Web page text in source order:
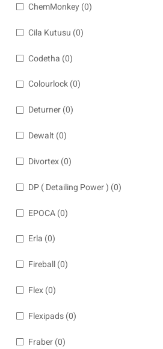
ChemMonkey (0)
Cila Kutusu (0)
Codetha (0)
Colourlock(0)
Deturner(0)
Dewalt (0)
Divortex(0)
DP ( Detailing Power ) (0)
EPOCA(0)
Erla (0)
Fireball(0)
Flex(0)
Flexipads(0)
Fraber(0)